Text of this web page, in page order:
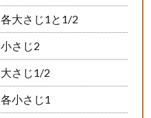
各大さじ1と1/2
小さじ2
大さじ1/2
各小さじ1